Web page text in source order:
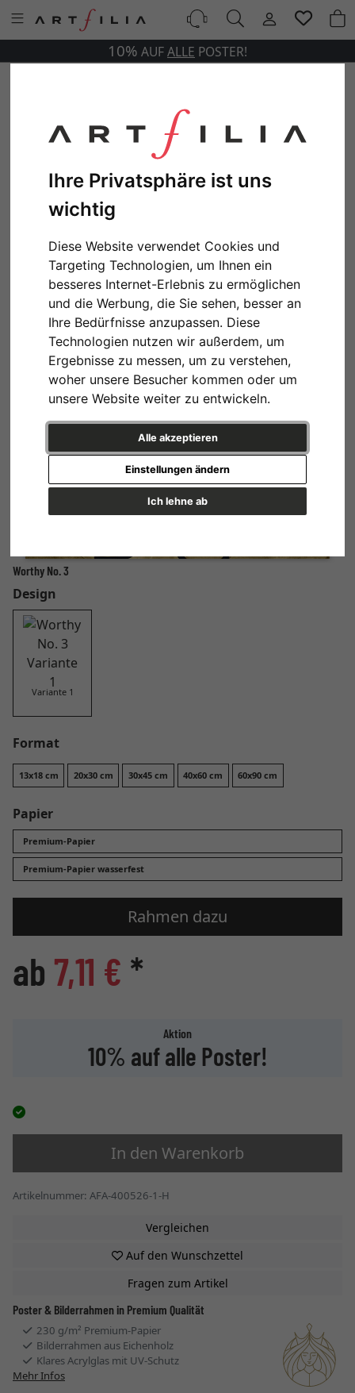
Ihre Privatsphäre ist uns
wichtig
Diese Website verwendet Cookies und
Targeting Technologien, um Ihnen ein
besseres Internet-Erlebnis zu ermöglichen
und die Werbung, die Sie sehen, besser an
Ihre Bedürfnisse anzupassen. Diese
Technologien nutzen wir außerdem, um
Ergebnisse zu messen, um zu verstehen,
woher unsere Besucher kommen oder um
unsere Website weiter zu entwickeln.
Alle akzeptieren
Ich lehne ab
Einstellungen ändern
10% AUFALLE POSTER!
Worthy No. 3
Design
Variante 1
Format
13x18 cm 20x30 cm 30x45 cm 40x60 cm 60x90 cm
Papier
Premium-Papier
Premium-Papier wasserfest
Rahmen dazu
ab 7,11 € *
Aktion
10% auf alle Poster!
In den Warenkorb
Artikelnummer: AFA-400526-1-H
Vergleichen
Auf den Wunschzettel
Fragen zum Artikel
Poster & Bilderrahmen in Premium Qualität
230 g/m² Premium-Papier
Bilderrahmen aus Eichenholz
Klares Acrylglas mit UV-Schutz
Mehr Infos